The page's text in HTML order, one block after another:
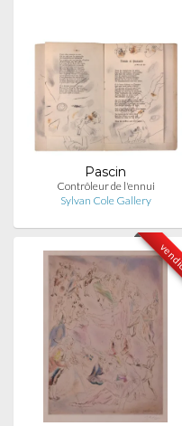
Pascin
Contrôleur de l'ennui
Sylvan Cole Gallery